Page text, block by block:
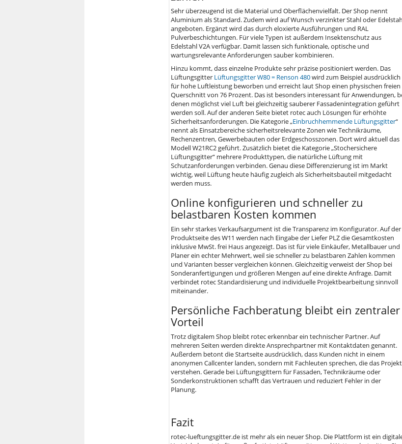
Sehr überzeugend ist die Material und Oberflächenvielfalt. Der Shop nennt
Aluminium als Standard. Zudem wird auf Wunsch verzinkter Stahl oder
angeboten. Ergänzt wird das durch eloxierte Ausführungen und RAL
Pulverbeschichtungen. Für viele Typen ist außerdem Insektenschutz aus
Edelstahl V2A verfügbar. Damit lassen sich funktionale, optische und
wartungsrelevante Anforderungen sauber kombinieren.
Hinzu kommt, dass einzelne Produkte sehr präzise positioniert werden. Das
Lüftungsgitter Lüftungsgitter W80 = Renson 480wird zum Beispiel ausdrücklich
für hohe Luftleistung beworben und erreicht laut Shop einen physischen freien
Querschnitt von 76 Prozent. Das ist besonders interessant für Anwendungen,
denen möglichst viel Luft bei gleichzeitig sauberer Fassadenintegration geführt
werden soll. Auf der anderen Seite bietet rotec auch Lösungen für erhöhte
Sicherheitsanforderungen. Die Kategorie „Einbruchhemmende Lüftungsgitter“
nennt als Einsatzbereiche sicherheitsrelevante Zonen wie Technikräume,
Rechenzentren, Gewerbebauten oder Erdgeschosszonen. Dort wird aktuell das
Modell W21RC2 geführt. Zusätzlich bietet die Kategorie „Stochersichere
Lüftungsgitter“ mehrere Produkttypen, die natürliche Lüftung mit
Schutzanforderungen verbinden. Genau diese Differenzierung ist im Markt
wichtig, weil Lüftung heute häufig zugleich als Sicherheitsbauteil mitgedacht
werden muss.
Online konfigurieren und schneller zu
belastbaren Kosten kommen
Ein sehr starkes Verkaufsargument ist die Transparenz im Konfigurator. Auf der
Produktseite des W11 werden nach Eingabe der Liefer PLZ die Gesamtkosten
inklusive MwSt. frei Haus angezeigt. Das ist für viele Einkäufer, Metallbauer und
Planer ein echter Mehrwert, weil sie schneller zu belastbaren Zahlen kommen
und Varianten besser vergleichen können. Gleichzeitig verweist der Shop bei
Sonderanfertigungen und größeren Mengen auf eine direkte Anfrage. Damit
verbindet rotec Standardisierung und individuelle Projektbearbeitung sinnvoll
miteinander.
Persönliche Fachberatung bleibt ein zentraler
Vorteil
Trotz digitalem Shop bleibt rotec erkennbar ein technischer Partner. Auf
mehreren Seiten werden direkte Ansprechpartner mit Kontaktdaten genannt.
Außerdem betont die Startseite ausdrücklich, dass Kunden nicht in einem
anonymen Callcenter landen, sondern mit Fachleuten sprechen, die das Projekt
verstehen. Gerade bei Lüftungsgittern für Fassaden, Technikräume oder
Sonderkonstruktionen schafft das Vertrauen und reduziert Fehler in der
Planung.
Fazit
rotec-lueftungsgitter.de ist mehr als ein neuer Shop. Die Plattform ist ein